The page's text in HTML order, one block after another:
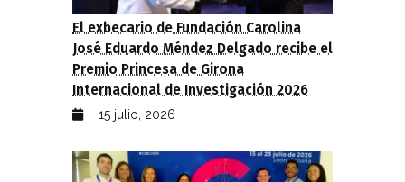
El exbecario de Fundación Carolina
José Eduardo Méndez Delgado recibe el
Premio Princesa de Girona
Internacional de Investigación 2026
15 julio, 2026